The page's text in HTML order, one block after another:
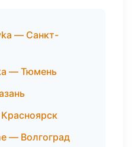
— Санкт-
— Тюмень
— Волгоград